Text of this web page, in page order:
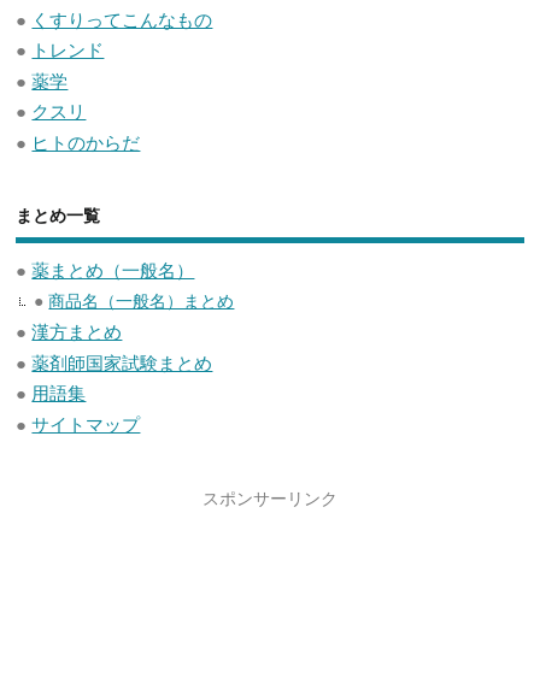
● くすりってこんなもの
● トレンド
●薬学
● クスリ
● ヒトのからだ
まとめ一覧
●薬まとめ（一般名）
●商品名（一般名）まとめ
●漢方まとめ
●薬剤師国家試験まとめ
● 用語集
●サイトマップ
スポンサーリンク